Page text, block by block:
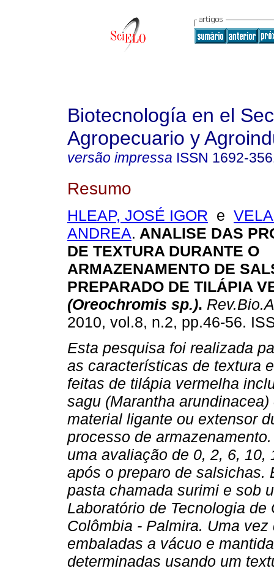
Biotecnología en el
Agropecuario y
versão impressa ISSN 1692-
Resumo
HLEAP, JOSÉ IGOR e
ANDREA. ANALISE DAS
DE TEXTURA DURANTE O
ARMAZENAMENTO DE
PREPARADO DE TILÁPIA
(Oreochromis sp.).
2010, vol.8, n.2, pp.46-56.
Esta pesquisa foi realizada
as características de textura
feitas de tilápia vermelha
sagu (Marantha arundinacea)
material ligante ou extensor
processo de
uma avaliação de 0, 2, 6, 10,
após o preparo de salsichas.
pasta chamada surimi e sob
Laboratório de Tecnologia
Colômbia - Palmira. Uma
embaladas a vácuo e
determinadas usando um